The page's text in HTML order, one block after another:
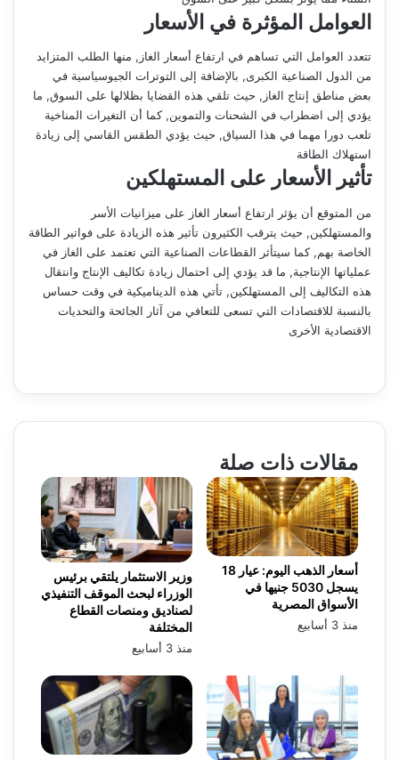
العوامل المؤثرة في الأسعار
تتعدد العوامل التي تساهم في ارتفاع أسعار الغاز, منها الطلب المتزايد
من الدول الصناعية الكبرى, بالإضافة إلى التوترات الجيوسياسية في
بعض مناطق إنتاج الغاز, حيث تلقي هذه القضايا بظلالها على السوق, ما
يؤدي إلى اضطراب في الشحنات والتموين, كما أن التغيرات المناخية
تلعب دورا مهما في هذا السياق, حيث يؤدي الطقس القاسي إلى زيادة
استهلاك الطاقة
تأثير الأسعار على المستهلكين
من المتوقع أن يؤثر ارتفاع أسعار الغاز على ميزانيات الأسر
والمستهلكين, حيث يترقب الكثيرون تأثير هذه الزيادة على فواتير الطاقة
الخاصة بهم, كما سيتأثر القطاعات الصناعية التي تعتمد على الغاز في
عملياتها الإنتاجية, ما قد يؤدي إلى احتمال زيادة تكاليف الإنتاج وانتقال
هذه التكاليف إلى المستهلكين, تأتي هذه الديناميكية في وقت حساس
بالنسبة للاقتصادات التي تسعى للتعافي من آثار الجائحة والتحديات
الاقتصادية الأخرى
مقالات ذات صلة
وزير الاستثمار يلتقي برئيس
الوزراء لبحث الموقف التنفيذي
لصناديق ومنصات القطاع
المختلفة
منذ 3 أسابيع
أسعار الذهب اليوم: عيار 18
يسجل 5030 جنيها في
الأسواق المصرية
منذ 3 أسابيع